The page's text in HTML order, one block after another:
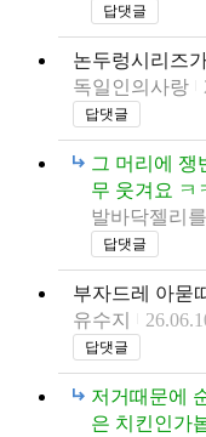
답댓글
논두렁시리즈
독일인의사랑
답댓글
그 머리에 쟁
무 웃겨요 ㅋ
발바닥젤리
답댓글
부자드레 아묻
유수지
답댓글
저거때문에
은 치킨인가